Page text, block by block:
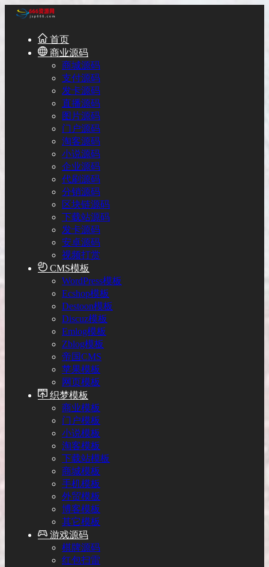
首页
商业源码
商城源码
支付源码
发卡源码
直播源码
图片源码
门户源码
淘客源码
小说源码
企业源码
代刷源码
分销源码
区块链源码
下载站源码
发卡源码
安卓源码
视频打赏
CMS模板
WordPress模板
Ecshop模板
Destoon模板
Discuz模板
Emlog模板
Zblog模板
帝国CMS
苹果模板
网页模板
织梦模板
商业模板
门户模板
小说模板
淘客模板
下载站模板
商城模板
手机模板
外贸模板
博客模板
其它模板
游戏源码
棋牌源码
红包扫雷